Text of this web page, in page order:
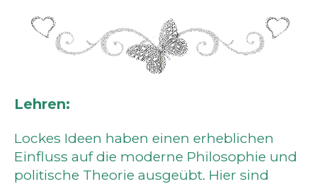
Lehren:
Lockes Ideen haben einen erheblichen
Einfluss auf die moderne Philosophie und
politische Theorie ausgeübt. Hier sind